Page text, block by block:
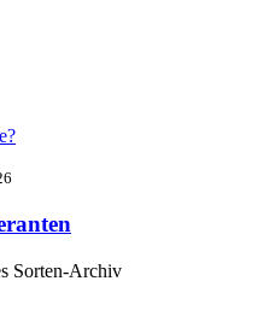
Sorten-Archiv